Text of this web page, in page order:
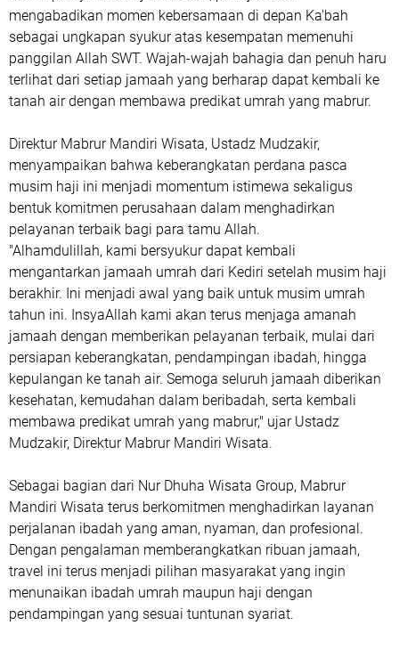
mengabadikan momen kebersamaan di depan Ka'bah
sebagai ungkapan syukur atas kesempatan memenuhi
panggilan Allah SWT. Wajah-wajah bahagia dan penuh haru
terlihat dari setiap jamaah yang berharap dapat kembali ke
tanah air dengan membawa predikat umrah yang mabrur.
Direktur Mabrur Mandiri Wisata, Ustadz Mudzakir,
menyampaikan bahwa keberangkatan perdana pasca
musim haji ini menjadi momentum istimewa sekaligus
bentuk komitmen perusahaan dalam menghadirkan
pelayanan terbaik bagi para tamu Allah.
"Alhamdulillah, kami bersyukur dapat kembali
mengantarkan jamaah umrah dari Kediri setelah musim haji
berakhir. Ini menjadi awal yang baik untuk musim umrah
tahun ini. InsyaAllah kami akan terus menjaga amanah
jamaah dengan memberikan pelayanan terbaik, mulai dari
persiapan keberangkatan, pendampingan ibadah, hingga
kepulangan ke tanah air. Semoga seluruh jamaah diberikan
kesehatan, kemudahan dalam beribadah, serta kembali
membawa predikat umrah yang mabrur," ujar Ustadz
Mudzakir, Direktur Mabrur Mandiri Wisata.
Sebagai bagian dari Nur Dhuha Wisata Group, Mabrur
Mandiri Wisata terus berkomitmen menghadirkan layanan
perjalanan ibadah yang aman, nyaman, dan profesional.
Dengan pengalaman memberangkatkan ribuan jamaah,
travel ini terus menjadi pilihan masyarakat yang ingin
menunaikan ibadah umrah maupun haji dengan
pendampingan yang sesuai tuntunan syariat.